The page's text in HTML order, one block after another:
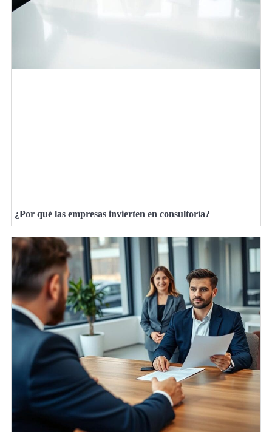
¿Por qué las empresas invierten en consultoría?